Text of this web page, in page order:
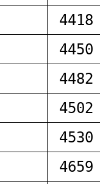
4418
4450
4482
4502
4530
4659